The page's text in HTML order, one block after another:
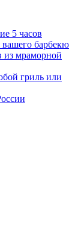
5 часов
барбекю
из мраморной
гриль или